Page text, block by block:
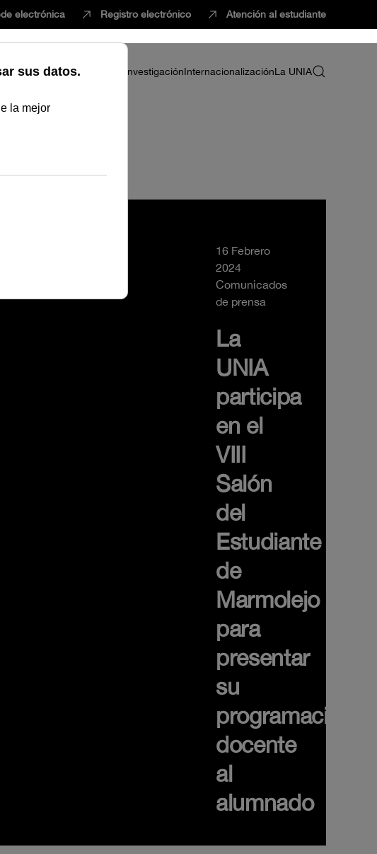
electrónica Registro electrónico Atención al estudiante
universitariaProfesorado InvestigaciónInternacionalizaciónLa UNIA
al alumnado
16 Febrero
2024
Comunicados
de prensa
La
UNIA
participa
en el
VIII
Salón
del
Estudiante
de
Marmolejo
para
presentar
su
programación
docente
al
alumnado